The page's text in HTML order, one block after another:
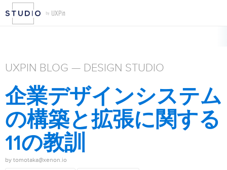
UXPIN BLOG — DESIGN STUDIO
企業デザインシステム
の構築と拡張に関する
11の教訓
by tomotaka@xenon.io